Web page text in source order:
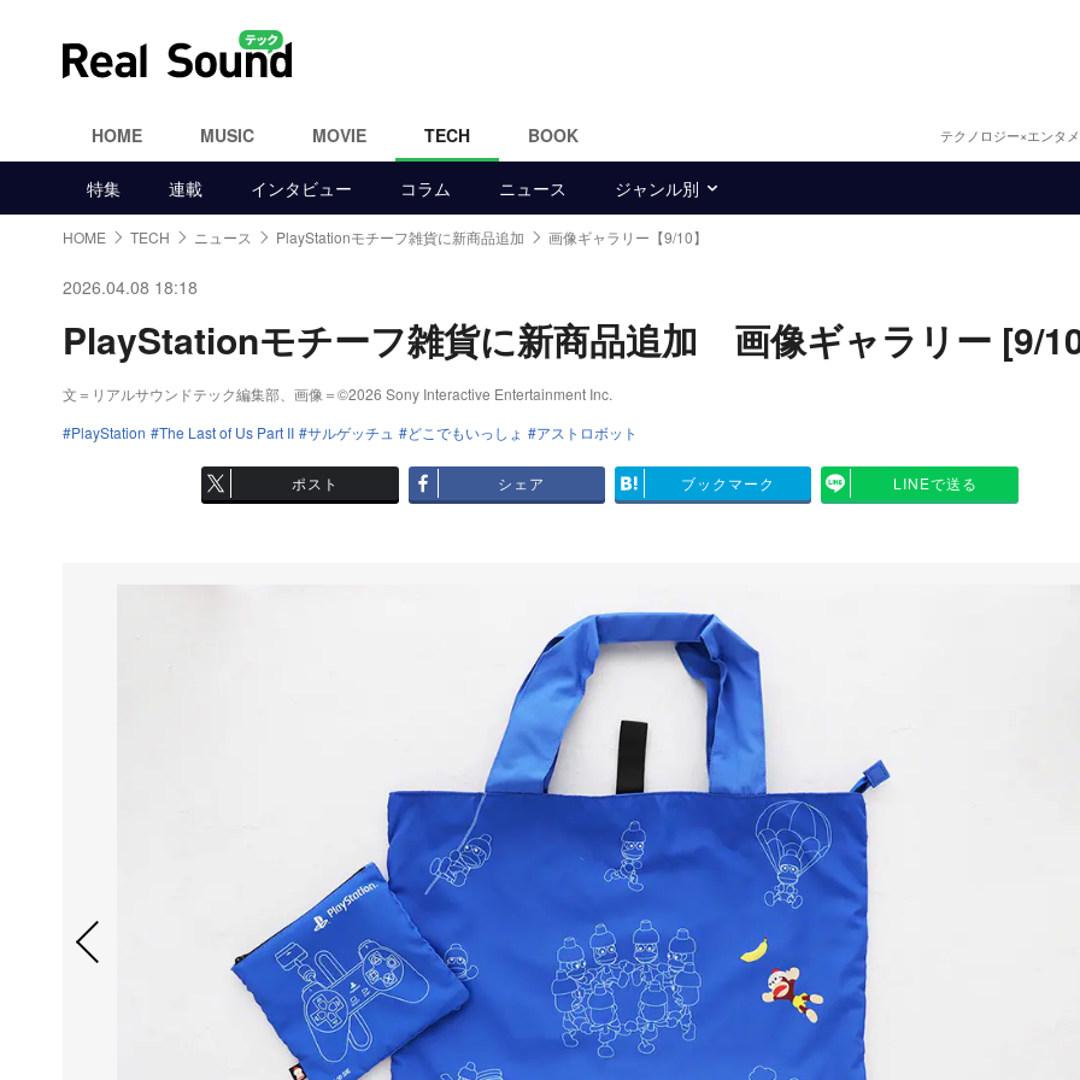
HOME MUSIC MOVIE TECH BOOK テクノロジー×エンタ
特集 連載 インタビュー コラム ニュース ジャンル別
HOME TECH ニュース PlayStationモチーフ雑貨に新商品追加 画像ギャラリー【9/10】
2026.04.08 18:18
PlayStationモチーフ雑貨に新商品追加 画像ギャラリー [9/
文＝リアルサウンドテック編集部、画像＝©2026 Sony Interactive Entertainment Inc.
PlayStation
The Last of Us Part II サルゲッチュ どこでもいっしょ アストロボット
ポスト シェア ブックマーク LINEで送る